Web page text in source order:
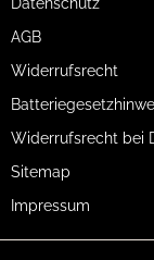
AGB
Widerrufsrecht
Widerrufsrecht bei
Sitemap
Impressum